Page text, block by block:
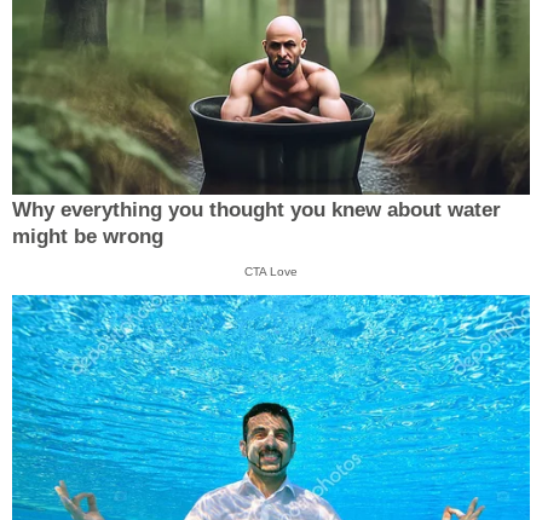
Why everything you thought you knew about water
might be wrong
CTA Love